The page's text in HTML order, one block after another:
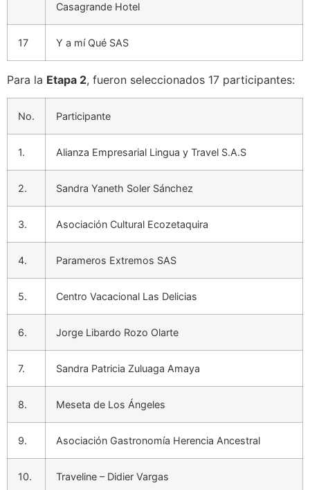
Casagrande Hotel
17 Y a mí Qué SAS
Para la Etapa 2, fueron seleccionados 17 participantes:
No. Participante
1. Alianza Empresarial Lingua y Travel S.A.S
2. Sandra Yaneth Soler Sánchez
3. Asociación Cultural Ecozetaquira
4. Parameros Extremos SAS
5. Centro Vacacional Las Delicias
6. Jorge Libardo Rozo Olarte
7. Sandra Patricia Zuluaga Amaya
8. Meseta de Los Ángeles
9. Asociación Gastronomía Herencia Ancestral
10. Traveline – Didier Vargas